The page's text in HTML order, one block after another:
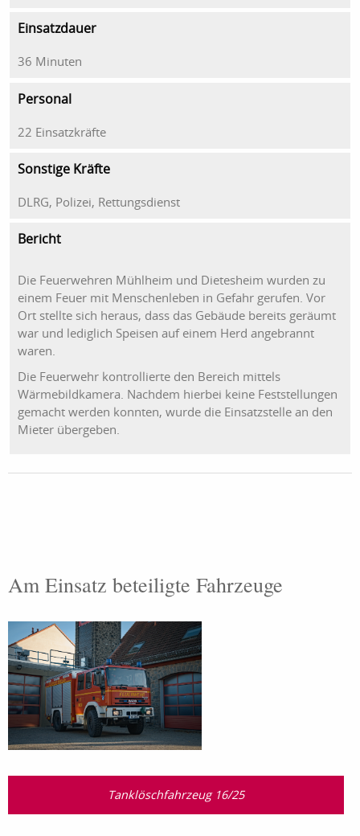
Einsatzdauer
36 Minuten
Personal
22 Einsatzkräfte
Sonstige Kräfte
DLRG, Polizei, Rettungsdienst
Bericht
Die Feuerwehren Mühlheim und Dietesheim wurden zu
einem Feuer mit Menschenleben in Gefahr gerufen. Vor
Ort stellte sich heraus, dass das Gebäude bereits geräumt
war und lediglich Speisen auf einem Herd angebrannt
waren.
Die Feuerwehr kontrollierte den Bereich mittels
Wärmebildkamera. Nachdem hierbei keine Feststellungen
gemacht werden konnten, wurde die Einsatzstelle an den
Mieter übergeben.
Am Einsatz beteiligte Fahrzeuge
Tanklöschfahrzeug 16/25